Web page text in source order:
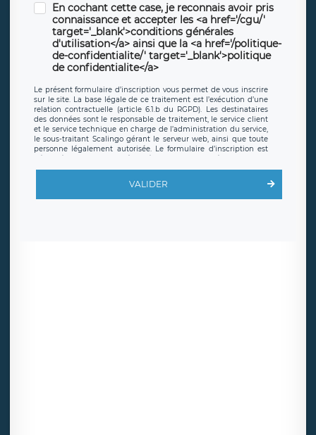
En cochant cette case, je reconnais avoir pris
connaissance et accepter les <a href='/cgu/'
target='_blank'>conditions générales
d'utilisation</a> ainsi que la <a href='/politique-
de-confidentialite/' target='_blank'>politique
de confidentialite</a>
Le présent formulaire d’inscription vous permet de vous inscrire
sur le site. La base légale de ce traitement est l’exécution d’une
relation contractuelle (article 6.1.b du RGPD). Les destinataires
des données sont le responsable de traitement, le service client
et le service technique en charge de l’administration du service,
le sous-traitant Scalingo gérant le serveur web, ainsi que toute
personne légalement autorisée. Le formulaire d’inscription est
hébergé sur un serveur hébergé par Scalingo, basé en France et
offrant desclauses de protection conformes au RGPD. Les
en sollicite la suppression, étant entendu que vous pouvez
demander la suppression de vos données et retirer votre
VALIDER